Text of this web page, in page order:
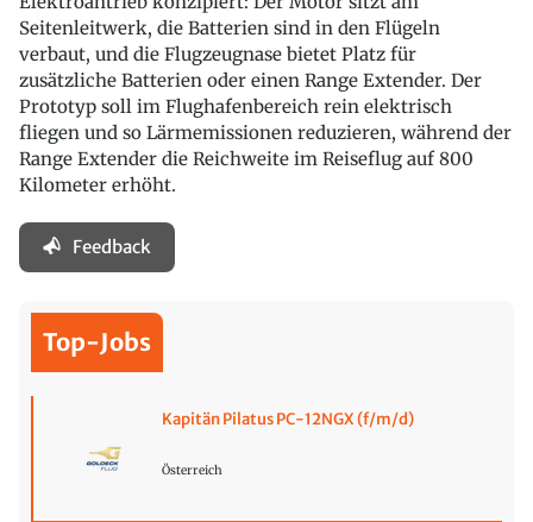
Seitenleitwerk, die Batterien sind in den Flügeln
verbaut, und die Flugzeugnase bietet Platz für
zusätzliche Batterien oder einen Range Extender. Der
Prototyp soll im Flughafenbereich rein elektrisch
fliegen und so Lärmemissionen reduzieren, während der
Range Extender die Reichweite im Reiseflug auf 800
Kilometer erhöht.
Feedback
Top-Jobs
Kapitän Pilatus PC-12NGX (f/m/d)
Österreich